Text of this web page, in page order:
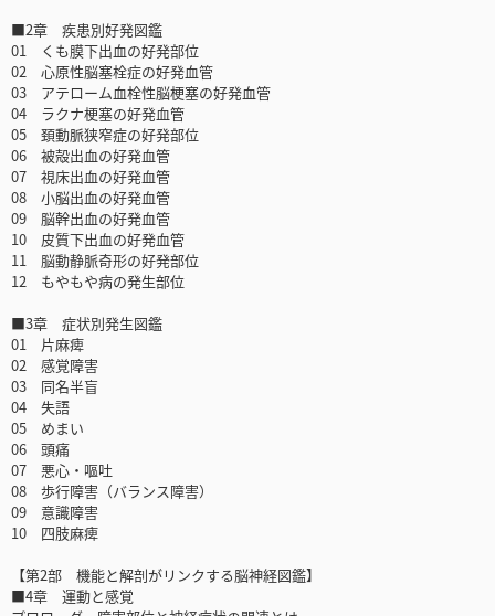
■2章 疾患別好発図鑑
01 くも膜下出血の好発部位
02 心原性脳塞栓症の好発血管
03 アテローム血栓性脳梗塞の好発血管
04 ラクナ梗塞の好発血管
05 頚動脈狭窄症の好発部位
06 被殻出血の好発血管
07 視床出血の好発血管
08 小脳出血の好発血管
09 脳幹出血の好発血管
10 皮質下出血の好発血管
11 脳動静脈奇形の好発部位
12 もやもや病の発生部位
■3章 症状別発生図鑑
01 片麻痺
02 感覚障害
03 同名半盲
04 失語
05 めまい
06 頭痛
07 悪心・嘔吐
08 歩行障害（バランス障害）
09 意識障害
10 四肢麻痺
【第2部 機能と解剖がリンクする脳神経図鑑】
■4章 運動と感覚